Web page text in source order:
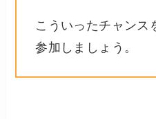
こういったチャンス
参加しましょう。